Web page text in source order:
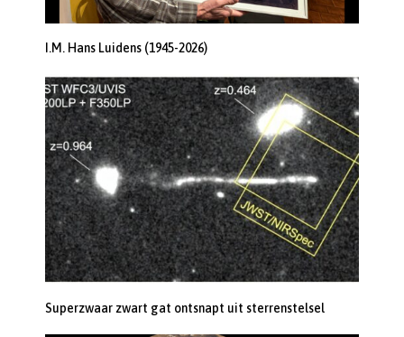
I.M. Hans Luidens (1945-2026)
Superzwaar zwart gat ontsnapt uit sterrenstelsel